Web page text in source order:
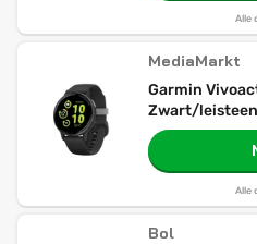
Alle
MediaMarkt
Garmin
Zwart/leisteen
Alle
Bol